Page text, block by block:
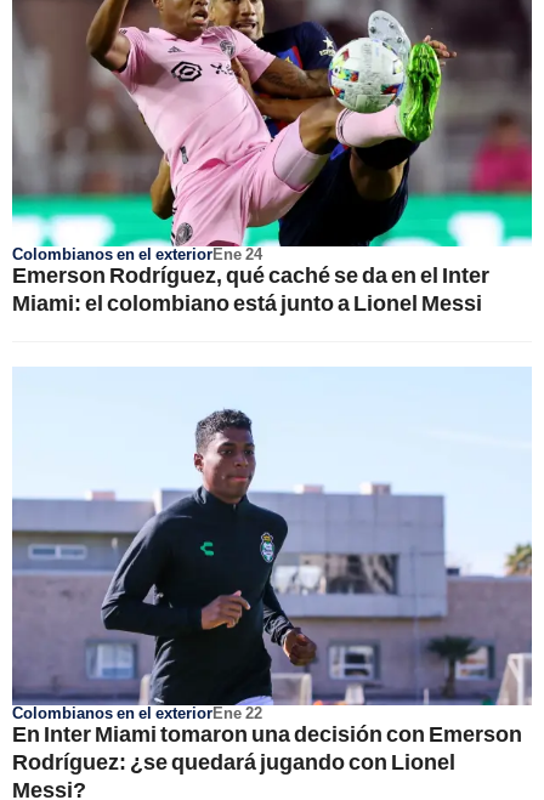
Colombianos en el exteriorEne 24
Emerson Rodríguez, qué caché se da en el Inter
Miami: el colombiano está junto a Lionel Messi
Colombianos en el exteriorEne 22
En Inter Miami tomaron una decisión con Emerson
Rodríguez: ¿se quedará jugando con Lionel
Messi?